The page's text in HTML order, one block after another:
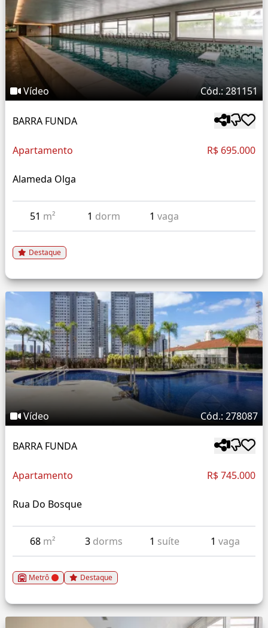
Vídeo Cód.: 281151
BARRA FUNDA
Apartamento R$ 695.000
Alameda Olga
51 m² 1 dorm 1vaga
Destaque
Vídeo Cód.: 278087
BARRA FUNDA
Apartamento R$ 745.000
Rua Do Bosque
68 m² 3 dorms 1 suíte 1 vaga
Metrô Destaque